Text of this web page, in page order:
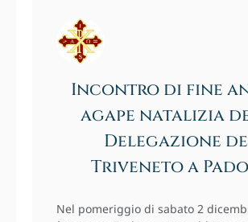
Incontro di fine
agape natalizia
Delegazione
Triveneto a
Nel pomeriggio di sabato 2